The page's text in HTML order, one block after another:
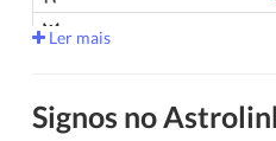
Urano
Plutão
Ler mais
Signos no